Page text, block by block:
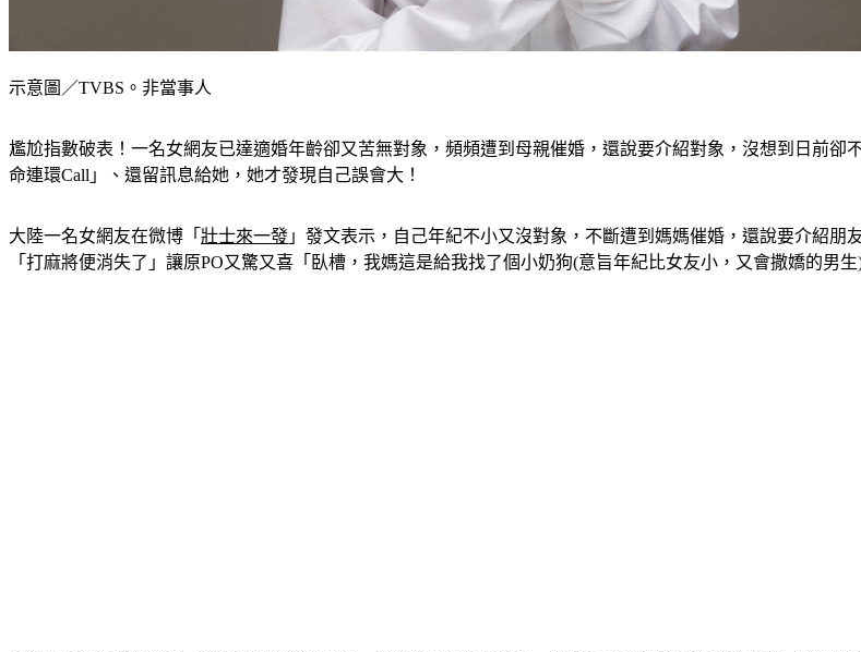
示意圖／TVBS。非當事人
尷尬指數破表！一名女網友已達適婚年齡卻又苦無對象，頻頻遭到母親催婚，還說要介紹對象，沒想到日前
命連環Call」、還留訊息給她，她才發現自己誤會大！
大陸一名女網友在微博「 壯士來一發 」發文表示，自己年紀不小又沒對象，不斷遭到媽媽催婚，還說要介紹
「打麻將便消失了」讓原PO又驚又喜「臥槽，我媽這是給我找了個小奶狗(意旨年紀比女友小，又會撒嬌的男